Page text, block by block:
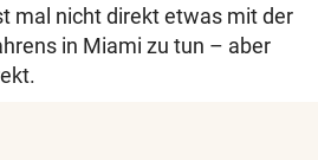
mal nicht direkt etwas mit der
in Miami zu tun – aber